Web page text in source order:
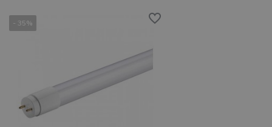
- 35%